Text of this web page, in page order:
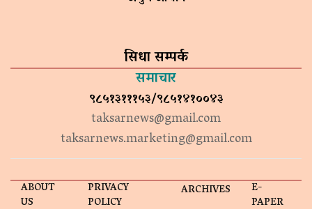
सिधा सम्पर्क
समाचार
९८५१३१११५३/९८५१४१००४३
taksarnews@gmail.com
taksarnews.marketing@gmail.com
ABOUT
US
PRIVACY
POLICY
ARCHIVES E-
PAPER